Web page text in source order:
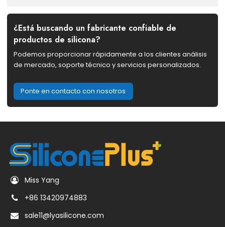
¿Está buscando un fabricante confiable de
productos de silicona?
Podemos proporcionar rápidamente a los clientes análisis
de mercado, soporte técnico y servicios personalizados.
Ponte en contacto con nosotros
Miss Yang
+86 13420974883
sale11@lyasilicone.com